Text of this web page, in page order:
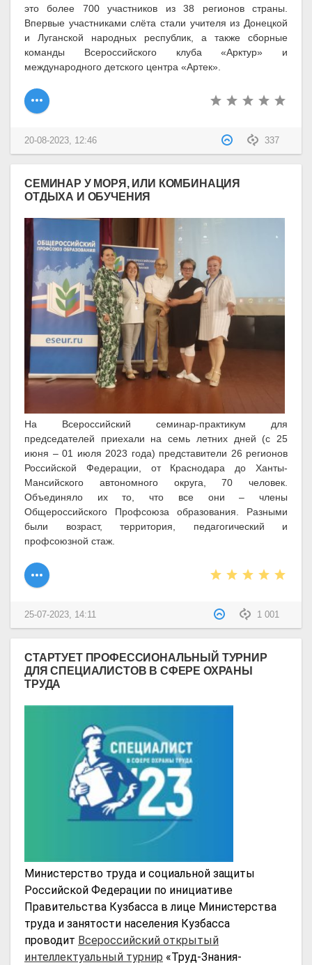
это более 700 участников из 38 регионов страны.
Впервые участниками слёта стали учителя из Донецкой
и Луганской народных республик, а также сборные
команды Всероссийского клуба «Арктур» и
международного детского центра «Артек».
337
20-08-2023, 12:46
СЕМИНАР У МОРЯ, ИЛИ КОМБИНАЦИЯ
ОТДЫХА И ОБУЧЕНИЯ
На Всероссийский семинар-практикум для
председателей приехали на семь летних дней (с 25
июня – 01 июля 2023 года) представители 26 регионов
Российской Федерации, от Краснодара до Ханты-
Мансийского автономного округа, 70 человек.
Объединяло их то, что все они – члены
Общероссийского Профсоюза образования. Разными
были возраст, территория, педагогический и
профсоюзной стаж.
1 001
25-07-2023, 14:11
СТАРТУЕТ ПРОФЕССИОНАЛЬНЫЙ ТУРНИР
ДЛЯ СПЕЦИАЛИСТОВ В СФЕРЕ ОХРАНЫ
ТРУДА
Министерство труда и социальной защиты
Российской Федерации по инициативе
Правительства Кузбасса в лице Министерства
труда и занятости населения Кузбасса
проводит Всероссийский открытый
интеллектуальный турнир «Труд-Знания-